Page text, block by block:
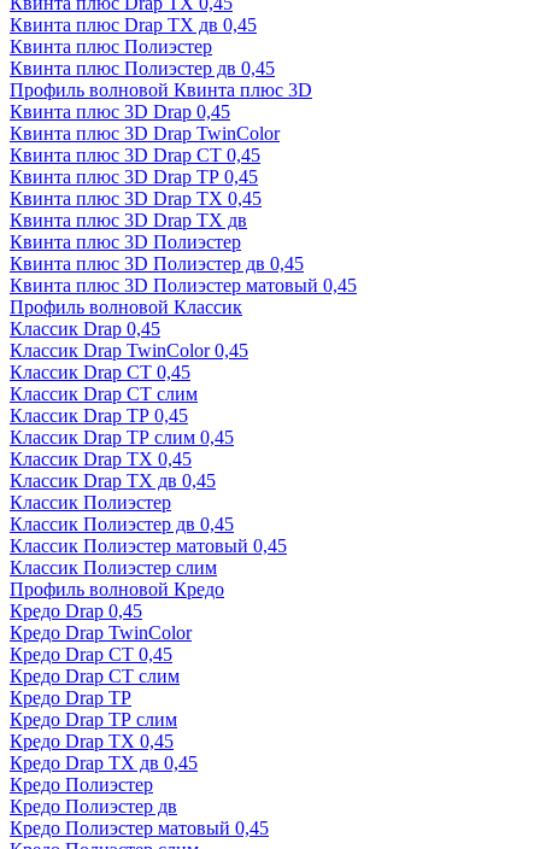
Квинта плюс Drap ТХ дв 0,45
Квинта плюс Полиэстер
Квинта плюс Полиэстер дв 0,45
Профиль волновой Квинта плюс 3D
Квинта плюс 3D Drap 0,45
Квинта плюс 3D Drap TwinColor
Квинта плюс 3D Drap СТ 0,45
Квинта плюс 3D Drap ТР 0,45
Квинта плюс 3D Drap ТХ 0,45
Квинта плюс 3D Drap ТХ дв
Квинта плюс 3D Полиэстер
Квинта плюс 3D Полиэстер дв 0,45
Квинта плюс 3D Полиэстер матовый 0,45
Профиль волновой Классик
Классик Drap 0,45
Классик Drap TwinColor 0,45
Классик Drap СТ 0,45
Классик Drap СТ слим
Классик Drap ТР 0,45
Классик Drap ТР слим 0,45
Классик Drap ТХ 0,45
Классик Drap ТХ дв 0,45
Классик Полиэстер
Классик Полиэстер дв 0,45
Классик Полиэстер матовый 0,45
Классик Полиэстер слим
Профиль волновой Кредо
Кредо Drap 0,45
Кредо Drap TwinColor
Кредо Drap СТ 0,45
Кредо Drap СТ слим
Кредо Drap ТР
Кредо Drap ТР слим
Кредо Drap ТХ 0,45
Кредо Drap ТХ дв 0,45
Кредо Полиэстер
Кредо Полиэстер дв
Кредо Полиэстер матовый 0,45